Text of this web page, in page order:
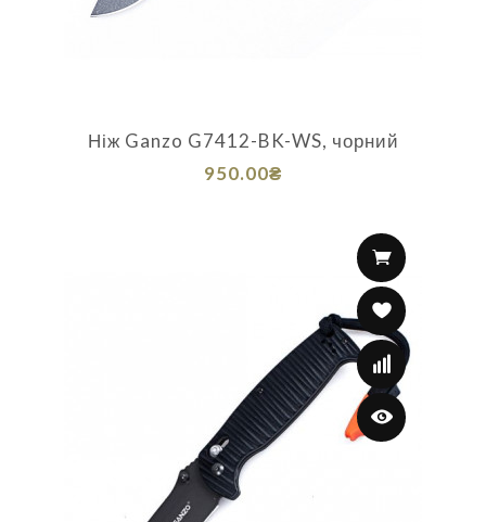
Ніж Ganzo G7412-BK-WS, чорний
950.00₴